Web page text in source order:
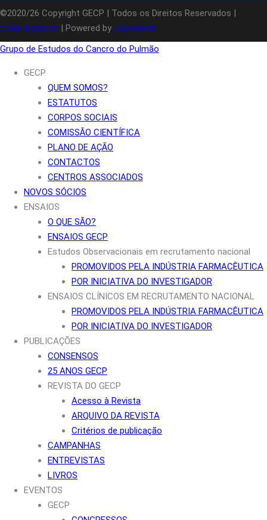
©2020/26 Copyright GECP | Todos os Direitos Reservados |
Colaboradores | Powered by JanelaWeb
Grupo de Estudos do Cancro do Pulmão
GECP
QUEM SOMOS?
ESTATUTOS
CORPOS SOCIAIS
COMISSÃO CIENTÍFICA
PLANO DE AÇÃO
CONTACTOS
CENTROS ASSOCIADOS
NOVOS SÓCIOS
ENSAIOS
O QUE SÃO?
ENSAIOS GECP
Estudos Observacionais em recrutamento nacional
PROMOVIDOS PELA INDÚSTRIA FARMACÊUTICA
POR INICIATIVA DO INVESTIGADOR
ENSAIOS CLÍNICOS EM RECRUTAMENTO NACIONAL
PROMOVIDOS PELA INDÚSTRIA FARMACÊUTICA
POR INICIATIVA DO INVESTIGADOR
PUBLICAÇÕES
CONSENSOS
25 ANOS GECP
REVISTA DO GECP
Acesso à Revista
ARQUIVO DA REVISTA
Critérios de publicação
CAMPANHAS
ENTREVISTAS
LIVROS
EVENTOS
GECP